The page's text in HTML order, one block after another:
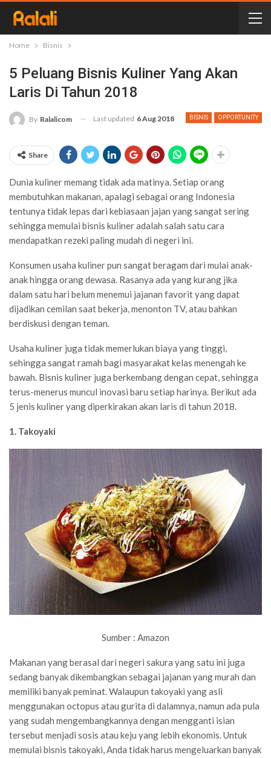
Home Bisnis
5 Peluang Bisnis Kuliner Yang Akan
Laris Di Tahun 2018
BISNIS OPPORTUNITY
By Ralalicom Last updated 6 Aug 2018
Share
Dunia kuliner memang tidak ada matinya. Setiap orang
membutuhkan makanan, apalagi sebagai orang Indonesia
tentunya tidak lepas dari kebiasaan jajan yang sangat sering
sehingga memulai bisnis kuliner adalah salah satu cara
mendapatkan rezeki paling mudah di negeri ini.
Konsumen usaha kuliner pun sangat beragam dari mulai anak-
anak hingga orang dewasa. Rasanya ada yang kurang jika
dalam satu hari belum menemui jajanan favorit yang dapat
dijadikan cemilan saat bekerja, menonton TV, atau bahkan
berdiskusi dengan teman.
Usaha kuliner juga tidak memerlukan biaya yang tinggi,
sehingga sangat ramah bagi masyarakat kelas menengah ke
bawah. Bisnis kuliner juga berkembang dengan cepat, sehingga
terus-menerus muncul inovasi baru setiap harinya. Berikut ada
5 jenis kuliner yang diperkirakan akan laris di tahun 2018.
1. Takoyaki
Sumber : Amazon
Makanan yang berasal dari negeri sakura yang satu ini juga
sedang banyak dikembangkan sebagai jajanan yang murah dan
memiliki banyak peminat. Walaupun takoyaki yang asli
menggunakan octopus atau gurita di dalamnya, namun ada pula
yang sudah mengembangkannya dengan mengganti isian
tersebut menjadi sosis atau keju yang lebih ekonomis. Untuk
memulai bisnis takoyaki, Anda tidak harus mengeluarkan banyak